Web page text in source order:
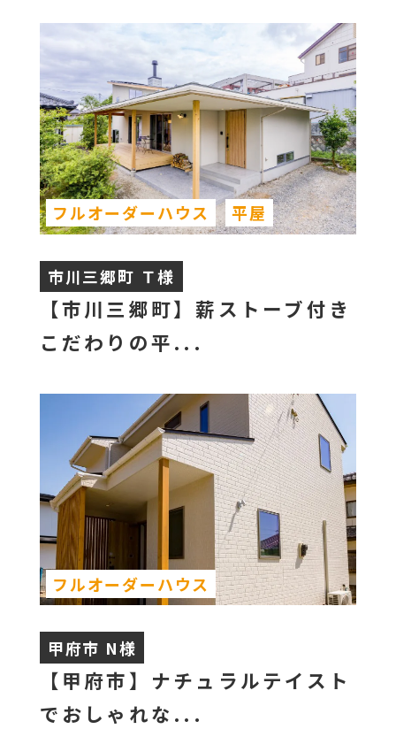
市川三郷町 Ｔ様
【市川三郷町】薪ストーブ付き
こだわりの平...
フルオーダーハウス 平屋
甲府市 N様
【甲府市】ナチュラルテイスト
でおしゃれな...
フルオーダーハウス